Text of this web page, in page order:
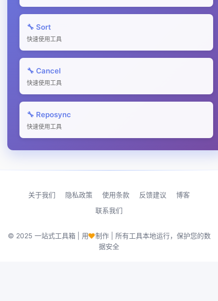
🔧 Sort
快速使用工具
🔧 Cancel
快速使用工具
🔧 Reposync
快速使用工具
关于我们 隐私政策 使用条款 反馈建议
博客
联系我们
© 2025 一站式工具箱 | 用♥制作 | 所有工具本地运行，保护您的数
据安全